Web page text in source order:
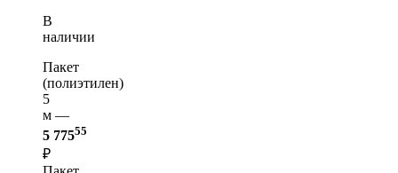
В
наличии
Пакет
(полиэтилен)
5
м —
5 77555
₽